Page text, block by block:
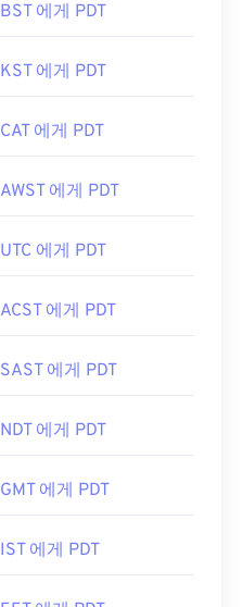
BST 에게 PDT
KST 에게 PDT
CAT 에게 PDT
AWST 에게 PDT
UTC 에게 PDT
ACST 에게 PDT
SAST 에게 PDT
NDT 에게 PDT
GMT 에게 PDT
IST 에게 PDT